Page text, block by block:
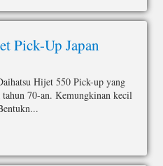
Pick-Up Japan
Hijet 550 Pick-up yang
tahun 70-an. Kemungkinan kecil